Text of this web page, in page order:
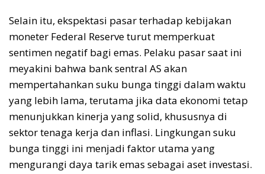
Selain itu, ekspektasi pasar terhadap kebijakan
moneter Federal Reserve turut memperkuat
sentimen negatif bagi emas. Pelaku pasar saat ini
meyakini bahwa bank sentral AS akan
mempertahankan suku bunga tinggi dalam waktu
yang lebih lama, terutama jika data ekonomi tetap
menunjukkan kinerja yang solid, khususnya di
sektor tenaga kerja dan inflasi. Lingkungan suku
bunga tinggi ini menjadi faktor utama yang
mengurangi daya tarik emas sebagai aset investasi.